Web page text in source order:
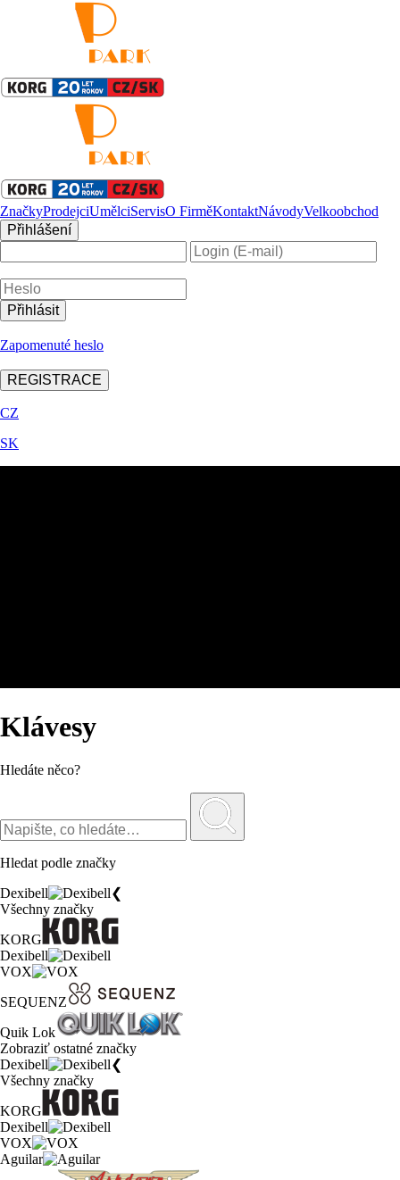
ZnačkyProdejciUmělciServisO FirměKontaktNávodyVelkoobchod
Přihlášení
Zapomenuté heslo
REGISTRACE
CZ
SK
Klávesy
Hledáte něco?
Hledat podle značky
Dexibell
❮
Všechny značky
KORG
Dexibell
VOX
SEQUENZ
Quik Lok
Zobraziť ostatné značky
Dexibell
❮
Všechny značky
KORG
Dexibell
VOX
Aguilar